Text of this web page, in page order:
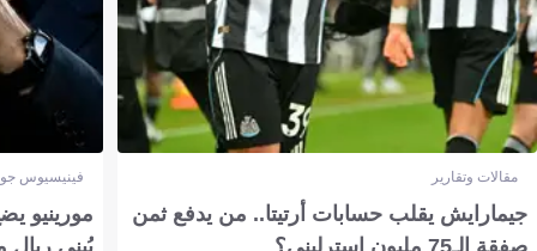
مقالات وتقارير
جيمارايش يقلب حسابات أرتيتا.. من يدفع ثمن
صفقة الـ75 مليون إسترليني؟
فينيسيوس
مورينيو
يُبنى ريال